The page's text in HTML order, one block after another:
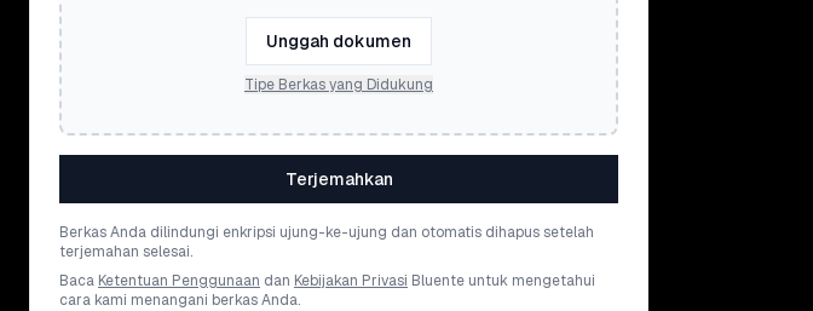
Unggah dokumen
Tipe Berkas yang Didukung
Terjemahkan
Berkas Anda dilindungi enkripsi ujung-ke-ujung dan otomatis dihapus setelah
terjemahan selesai.
Baca Ketentuan Penggunaan dan Kebijakan Privasi Bluente untuk mengetahui
cara kami menangani berkas Anda.